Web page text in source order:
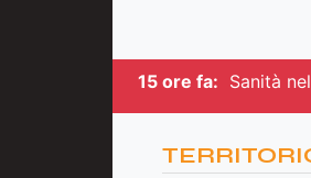
15 ore fa: Sanità